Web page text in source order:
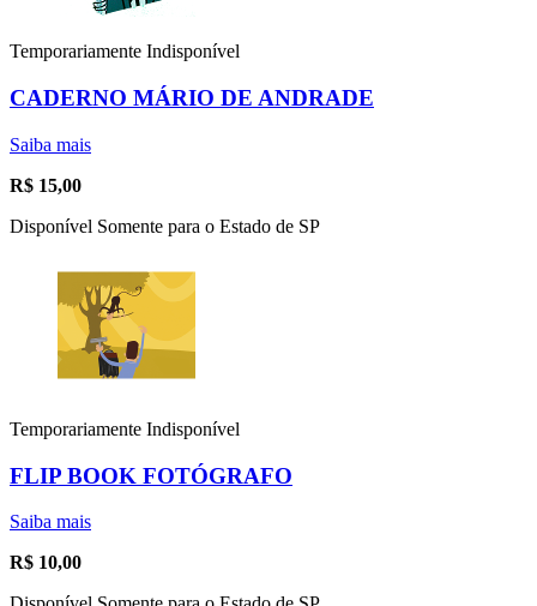
Temporariamente Indisponível
CADERNO MÁRIO DE ANDRADE
Saiba mais
R$ 15,00
Disponível Somente para o Estado de SP
Temporariamente Indisponível
FLIP BOOK FOTÓGRAFO
Saiba mais
R$ 10,00